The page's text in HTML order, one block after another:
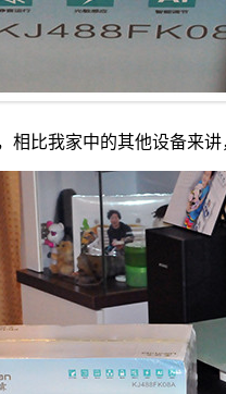
相比我家中的其他设备来讲